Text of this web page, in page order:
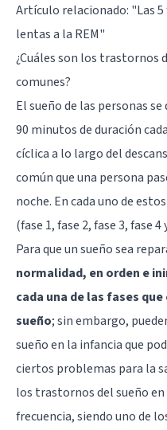
Artículo relacionado: "Las
lentas a la REM"
¿Cuáles son los trastornos
comunes?
El sueño de las personas
90 minutos de duración
cíclica a lo largo del
común que una persona
noche. En cada uno de
(fase 1, fase 2, fase 3, fase 4
Para que un sueño sea
normalidad, en orden e
cada una de las fases
sueño; sin embargo,
sueño en la infancia que
ciertos problemas para la
los trastornos del sueño
frecuencia, siendo uno de